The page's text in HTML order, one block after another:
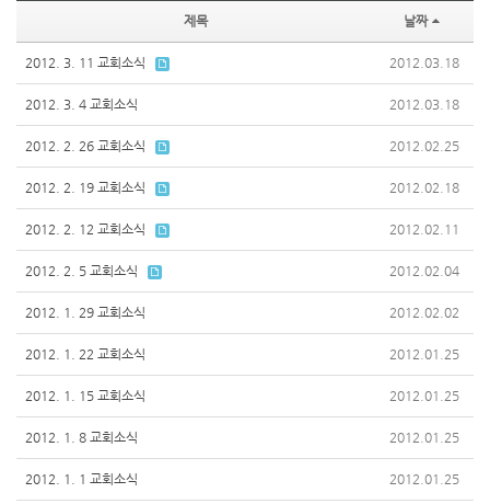
제목 날짜
2012. 3. 11 교회소식 2012.03.18
2012. 3. 4 교회소식 2012.03.18
2012. 2. 26 교회소식 2012.02.25
2012. 2. 19 교회소식 2012.02.18
2012. 2. 12 교회소식 2012.02.11
2012. 2. 5 교회소식 2012.02.04
2012. 1. 29 교회소식 2012.02.02
2012. 1. 22 교회소식 2012.01.25
2012. 1. 15 교회소식 2012.01.25
2012. 1. 8 교회소식 2012.01.25
2012. 1. 1 교회소식 2012.01.25